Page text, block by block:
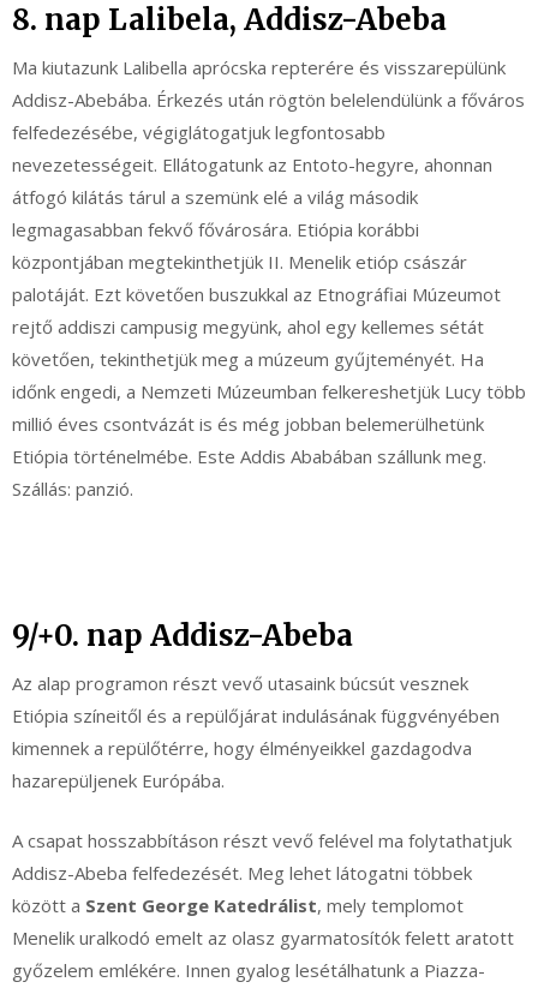
8. nap Lalibela, Addisz-Abeba
Ma kiutazunk Lalibella aprócska repterére és visszarepülünk
Addisz-Abebába. Érkezés után rögtön belelendülünk a főváros
felfedezésébe, végiglátogatjuk legfontosabb
nevezetességeit. Ellátogatunk az Entoto-hegyre, ahonnan
átfogó kilátás tárul a szemünk elé a világ második
legmagasabban fekvő fővárosára. Etiópia korábbi
központjában megtekinthetjük II. Menelik etióp császár
palotáját. Ezt követően buszukkal az Etnográfiai Múzeumot
rejtő addiszi campusig megyünk, ahol egy kellemes sétát
követően, tekinthetjük meg a múzeum gyűjteményét. Ha
időnk engedi, a Nemzeti Múzeumban felkereshetjük Lucy több
millió éves csontvázát is és még jobban belemerülhetünk
Etiópia történelmébe. Este Addis Ababában szállunk meg.
Szállás: panzió.
9/+0. nap Addisz-Abeba
Az alap programon részt vevő utasaink búcsút vesznek
Etiópia színeitől és a repülőjárat indulásának függvényében
kimennek a repülőtérre, hogy élményeikkel gazdagodva
hazarepüljenek Európába.
A csapat hosszabbításon részt vevő felével ma folytathatjuk
Addisz-Abeba felfedezését. Meg lehet látogatni többek
között a Szent George Katedrálist, mely templomot
Menelik uralkodó emelt az olasz gyarmatosítók felett aratott
győzelem emlékére. Innen gyalog lesétálhatunk a Piazza-